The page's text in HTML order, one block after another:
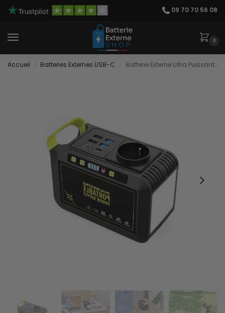
09 70 70 56 08
0
Accueil Batteries Externes USB-C Batterie Externe Ultra Puissante